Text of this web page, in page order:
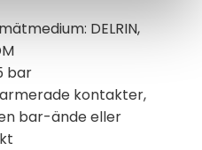
DELRIN,
bar
kontakter,
bar-ände eller